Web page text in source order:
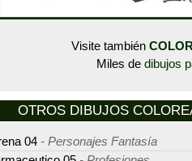
Visite también
Miles de dibujos
OTROS DIBUJOS
04 - Personajes Fantasía